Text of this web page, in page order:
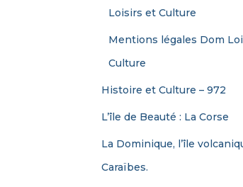
Loisirs et Culture
Mentions légales Dom
Culture
Histoire et Culture – 972
L’île de Beauté : La Corse
La Dominique, l’île
Caraïbes.